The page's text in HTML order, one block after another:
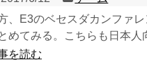
、E3のベセスダカンファ
めてみる。こちらも日本
を読む